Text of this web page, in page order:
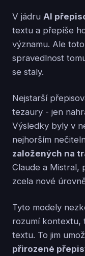
V jádru AI
textu a přepíše
významu. Ale
spravedlnost
se staly.
Nejstarší
tezaury - jen
Výsledky byly v
nejhorším
založených na
Claude a Mistral,
zcela nové
Tyto modely
rozumí kontextu,
textu. To jim
přirozené